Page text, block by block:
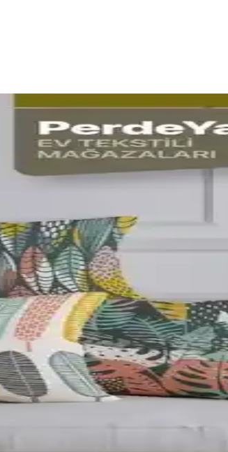
Renk, desen ve doku uyumu ile
ev dekorasyonunuza estetik katıyor.
ve fonksiyonellik katıyor.
içerir, dekorasyon ve bakım açısından
çeşitli tarzlara uyum sağlar, dayanıklı
Seçenektir
katıyor. Kolay bakım ve uzun ömür